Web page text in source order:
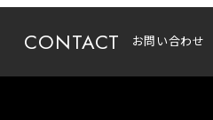
CONTACT お問い合わせ